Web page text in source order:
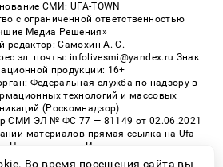
СМИ: UFA-TOWN
с ограниченной ответственностью
Медиа Решения»
редактор: Самохин А. С.
эл. почты: infolivesmi@yandex.ru Знак
продукции: 16+
Федеральная служба по надзору в
технологий и массовых
(Роскомнадзор)
СМИ ЭЛ № ФС 77 — 81149 от 02.06.2021
материалов прямая ссылка на Ufa-
Цитирование в Интернете возможно
письменного разрешения.
Во время посещения сайта вы